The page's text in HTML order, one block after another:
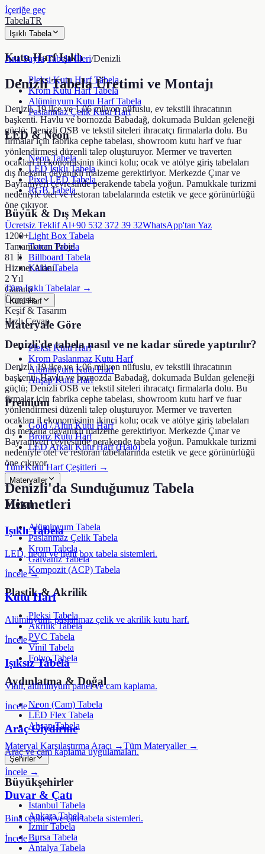
İçeriğe geç
TabelaTR
Işıklı Tabela
Kutu Harf Işıklı
Pleksi Kutu Harf Tabela
Krom Kutu Harf Tabela
Alüminyum Kutu Harf Tabela
Paslanmaz Çelik Kutu Harf
LED & Neon
Neon Tabela
LED Işıklı Tabela
Pixel LED Tabela
RGB Tabela
Büyük & Dış Mekan
Light Box Tabela
Totem Tabela
Billboard Tabela
Kaide Tabela
Tüm Işıklı Tabelalar →
Kutu Harf
Materyale Göre
Pleksi Kutu Harf
Krom Paslanmaz Kutu Harf
Alüminyum Kutu Harf
Ahşap Kutu Harf
Premium
Gold / Altın Kutu Harf
Bronz Kutu Harf
LED Arkalı Kutu Harf (Halo)
Tüm Kutu Harf Çeşitleri →
Materyaller
Metal
Alüminyum Tabela
Paslanmaz Çelik Tabela
Krom Tabela
Galvaniz Tabela
Kompozit (ACP) Tabela
Plastik & Akrilik
Pleksi Tabela
Akrilik Tabela
PVC Tabela
Vinil Tabela
Folyo Tabela
Aydınlatma & Doğal
Neon (Cam) Tabela
LED Flex Tabela
Ahşap Tabela
Materyal Karşılaştırma Aracı →Tüm Materyaller →
Şehirler
Büyükşehirler
İstanbul Tabela
Ankara Tabela
İzmir Tabela
Bursa Tabela
Antalya Tabela
Ana Sayfa/Tabela İlleri/Denizli
DenizliTabela Üretimi ve Montajı
Denizli, 19 ilçe ve 1,06 milyon nüfuslu, ev tekstili ihracatının
başkenti. Havlu ve bornozda Babadağ, dokumada Buldan geleneği
güçlü; Denizli OSB ve tekstil siteleri ihracatçı firmalarla dolu. Bu
firmalar için fabrika cephe tabelası, showroom kutu harf ve fuar
yönlendirmesi düzenli talep oluşturuyor. Mermer ve traverten
ocakları il ekonomisinin ikinci kolu; ocak ve atölye giriş tabelaları
dış mekana dayanıklı malzeme gerektiriyor. Merkezde Çınar ve
Bayramyeri çevresinde perakende tabela yoğun. Pamukkale turizmi
nedeniyle otel ve restoran tabelalarında estetik ve gece görünürlüğü
öne çıkıyor.
Ücretsiz Teklif Al+90 532 372 39 32WhatsApp'tan Yaz
1200+
Tamamlanan Proje
81 İl
Hizmet Alanı
2 Yıl
Garanti
Ücretsiz
Keşif & Tasarım
Hızlı Cevap
Denizli'de tabela nasıl ve ne kadar sürede yaptırılır?
Denizli, 19 ilçe ve 1,06 milyon nüfuslu, ev tekstili ihracatının
başkenti. Havlu ve bornozda Babadağ, dokumada Buldan geleneği
güçlü; Denizli OSB ve tekstil siteleri ihracatçı firmalarla dolu. Bu
firmalar için fabrika cephe tabelası, showroom kutu harf ve fuar
yönlendirmesi düzenli talep oluşturuyor. Mermer ve traverten
ocakları il ekonomisinin ikinci kolu; ocak ve atölye giriş tabelaları
dış mekana dayanıklı malzeme gerektiriyor. Merkezde Çınar ve
Bayramyeri çevresinde perakende tabela yoğun. Pamukkale turizmi
nedeniyle otel ve restoran tabelalarında estetik ve gece görünürlüğü
öne çıkıyor.
Denizli'da Sunduğumuz Tabela
Hizmetleri
Işıklı Tabela
LED, neon ve light box tabela sistemleri.
İncele →
Kutu Harf
Alüminyum, paslanmaz çelik ve akrilik kutu harf.
İncele →
Işıksız Tabela
Vinil, alüminyum panel ve cam kaplama.
İncele →
Araç Giydirme
Araç ve cam kaplama uygulamaları.
İncele →
Duvar & Çatı
Bina cephesi ve çatı tabela sistemleri.
İncele →